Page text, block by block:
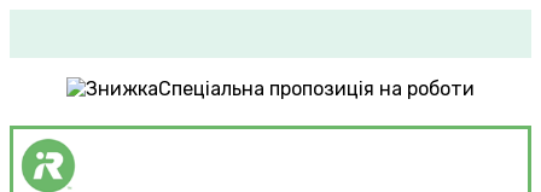
Спеціальна пропозиція на роботи